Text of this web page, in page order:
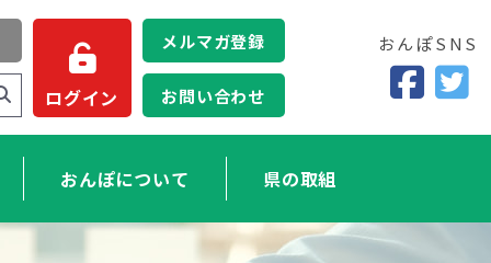
ログイン
おんぽについて 県の取組
メルマガ登録
お問い合わせ
おんぽSNS